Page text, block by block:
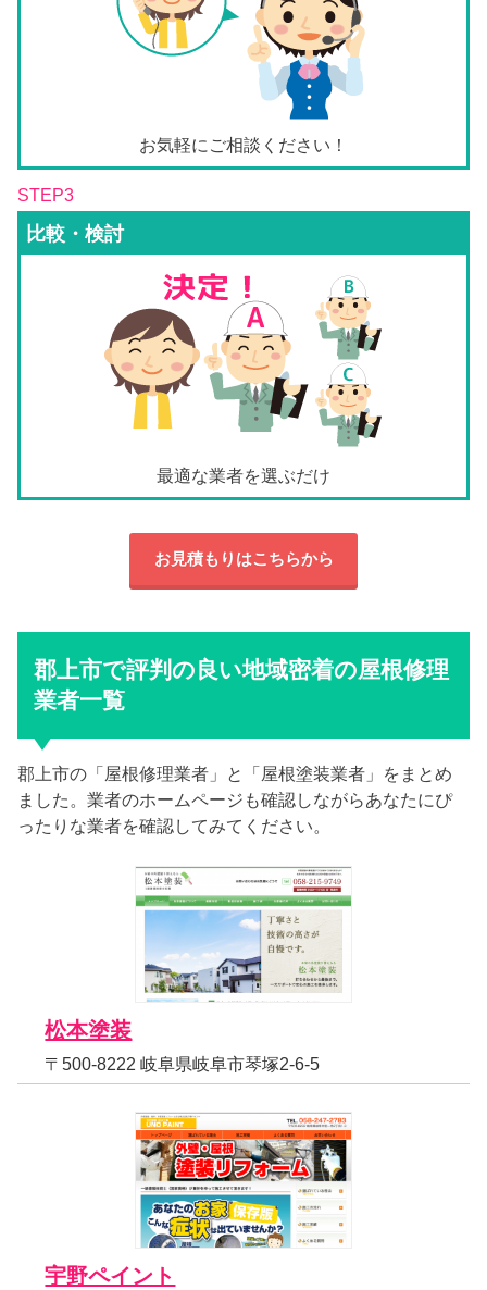
お気軽にご相談ください！
STEP3
比較・検討
最適な業者を選ぶだけ
お見積もりはこちらから
郡上市で評判の良い地域密着の屋根修理
業者一覧
郡上市の「屋根修理業者」と「屋根塗装業者」をまとめ
ました。業者のホームページも確認しながらあなたにぴ
ったりな業者を確認してみてください。
松本塗装
〒500-8222 岐阜県岐阜市琴塚2-6-5
宇野ペイント